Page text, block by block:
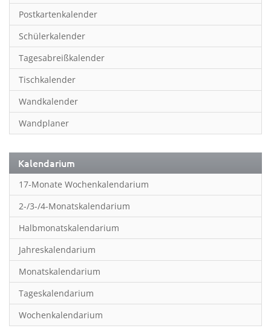
Hobby & Basteln
Humor & Cartoon
Inpiration & Entspannung
Inspiration & Entspannung
Inspiration & Spiritualität
Kinderkalender
Kunst
Länder & Städte
Landschaft & Natur
Lifestyle
Literatur
Manga & Animé
Neutrale Kalender
Partner- & Wandplaner
Planung & Organisation
Postkartenkalender
Schülerkalender
Tagesabreißkalender
Tischkalender
Wandkalender
Wandplaner
Kalendarium
17-Monate Wochenkalendarium
2-/3-/4-Monatskalendarium
Halbmonatskalendarium
Jahreskalendarium
Monatskalendarium
Tageskalendarium
Wochenkalendarium